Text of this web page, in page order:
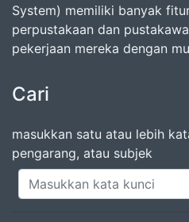
System) memiliki banyak
perpustakaan dan
pekerjaan mereka dengan
Cari
masukkan satu atau lebih
pengarang, atau subjek